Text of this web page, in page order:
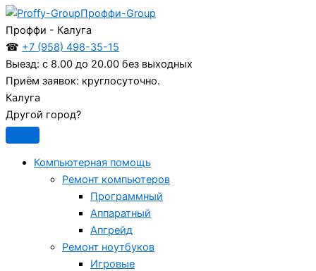
Проффи-Group
Проффи - Калуга
☎ +7 (958) 498-35-15
Выезд: с 8.00 до 20.00 без выходных
Приём заявок: круглосуточно.
Калуга
Другой город?
Компьютерная помощь
Ремонт компьютеров
Программный
Аппаратный
Апгрейд
Ремонт ноутбуков
Игровые